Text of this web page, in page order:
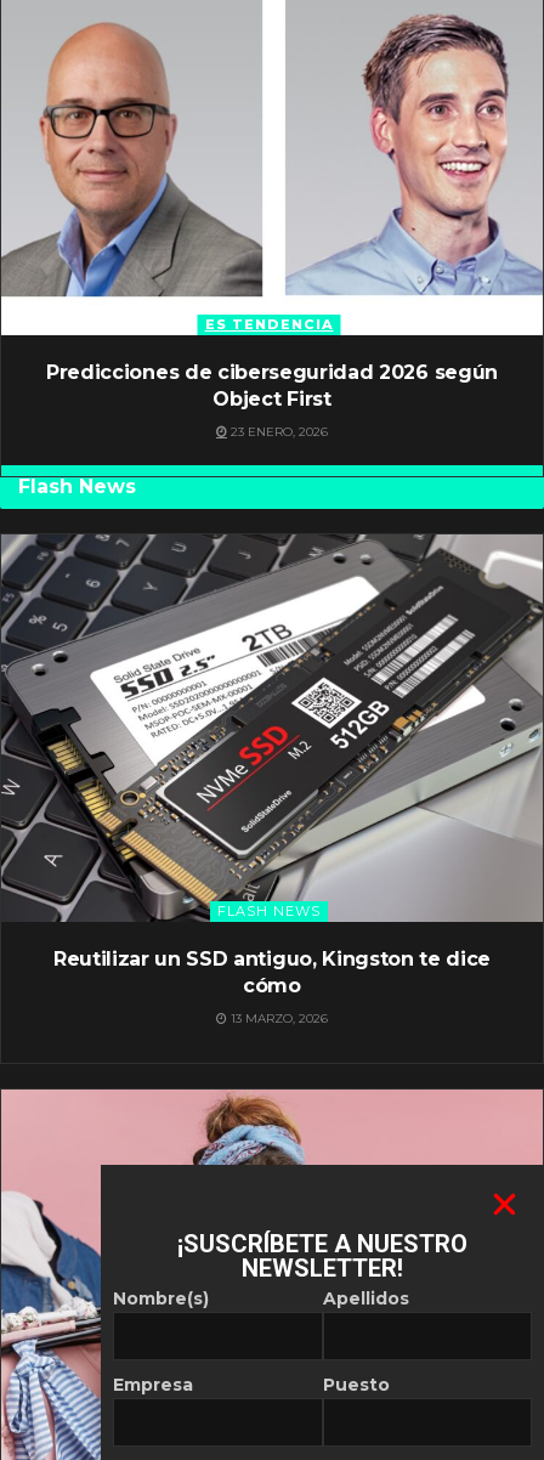
ES TENDENCIA
Predicciones de ciberseguridad 2026 según
Object First
23 ENERO, 2026
Flash News
FLASH NEWS
Reutilizar un SSD antiguo, Kingston te dice
cómo
13 MARZO, 2026
¡SUSCRÍBETE A NUESTRO
NEWSLETTER!
Nombre(s)
Empresa
Apellidos
Puesto